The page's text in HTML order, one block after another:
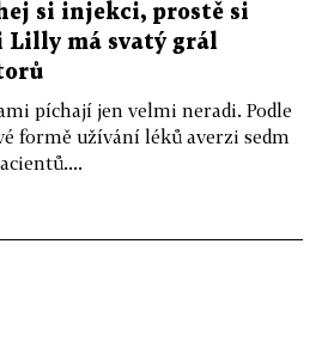
si injekci, prostě si
Lilly má svatý grál
píchají jen velmi neradi. Podle
formě užívání léků averzi sedm